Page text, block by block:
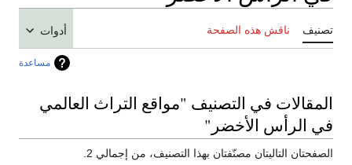
تصنيف ناقش هذه الصفحة أدوات
مساعدة
المقالات في التصنيف "مواقع التراث العالمي
في الرأس الأخضر"
الصفحتان التاليتان مصنّفتان بهذا التصنيف، من إجمالي 2.